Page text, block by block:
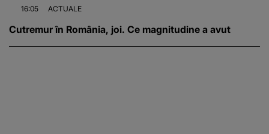
16:05 ACTUALE
Cutremur în România, joi. Ce magnitudine a avut